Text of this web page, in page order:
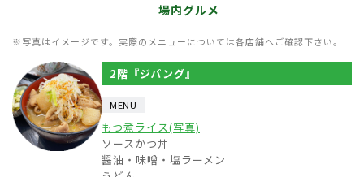
場内グルメ
※写真はイメージです。実際のメニューについては各店舗へご確認下さい。
2階『ジパング』
MENU
もつ煮ライス(写真)
ソースかつ丼
醤油・味噌・塩ラーメン